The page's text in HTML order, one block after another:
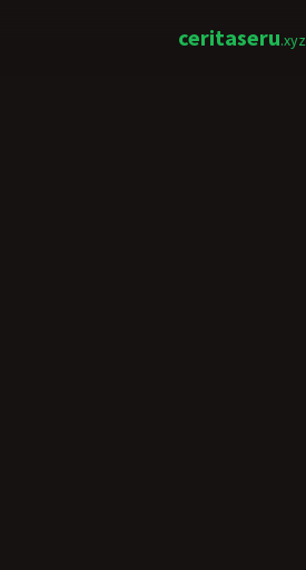
ceritaseru.xyz